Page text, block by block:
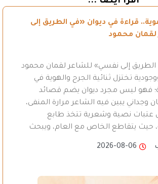
قراءة في ديوان «في الطريق إلى
محمود
إلى نفسي» للشاعر لقمان محمود
تختزل ثنائية الجرح والهوية في
فهو ليس مجرد ديوان يضم قصائد
وجداني يبين فيه الشاعر مرارة المنفى،
عتبات نصية وشعرية تتخذ طابع
حيث يتقاطع الخاص مع العام، ويبحث
2026-08-06